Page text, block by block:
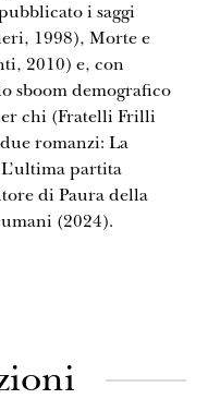
i saggi
1998), Morte e
2010) e, con
sboom demografico
chi (Fratelli Frilli
romanzi: La
partita
di Paura della
(2024).